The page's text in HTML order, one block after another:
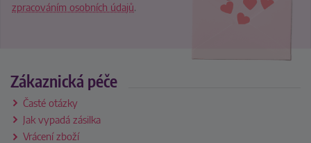
zpracováním osobních údajů.
Zákaznická péče
Časté otázky
Jak vypadá zásilka
Vrácení zboží